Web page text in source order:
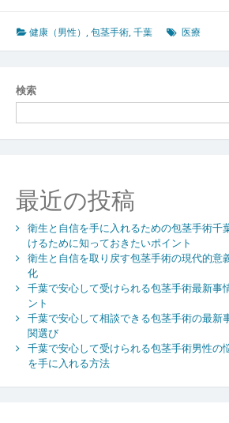
自
信
包
茎
手
術
千
葉
で
検
す
べ
健康（男性） ,包茎手術,千葉 医療
検索
最近の投稿
衛生と自信を手に入れるための包茎手術千
けるために知っておきたいポイント
衛生と自信を取り戻す包茎手術の現代的意
化
千葉で安心して受けられる包茎手術最新事
ント
千葉で安心して相談できる包茎手術の最新
関選び
千葉で安心して受けられる包茎手術男性の
を手に入れる方法